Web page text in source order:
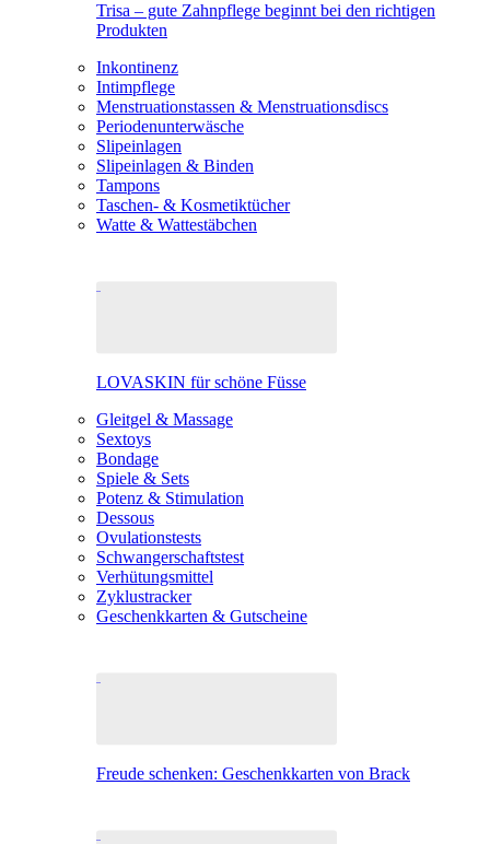
Trisa – gute Zahnpflege beginnt bei den richtigen
Produkten
Inkontinenz
Intimpflege
Menstruationstassen & Menstruationsdiscs
Periodenunterwäsche
Slipeinlagen
Slipeinlagen & Binden
Tampons
Taschen- & Kosmetiktücher
Watte & Wattestäbchen
LOVASKIN für schöne Füsse
Gleitgel & Massage
Sextoys
Bondage
Spiele & Sets
Potenz & Stimulation
Dessous
Ovulationstests
Schwangerschaftstest
Verhütungsmittel
Zyklustracker
Geschenkkarten & Gutscheine
Freude schenken: Geschenkkarten von Brack